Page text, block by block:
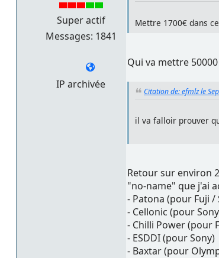
Super actif
Messages: 1841
IP archivée
Mettre 1700€ dans
Qui va mettre
Citation de: efmlz le
il va falloir prouver
Retour sur environ
"no-name" que j'ai
- Patona (pour Fuji /
- Cellonic (pour
- Chilli Power (pour
- ESDDI (pour Sony)
- Baxtar (pour